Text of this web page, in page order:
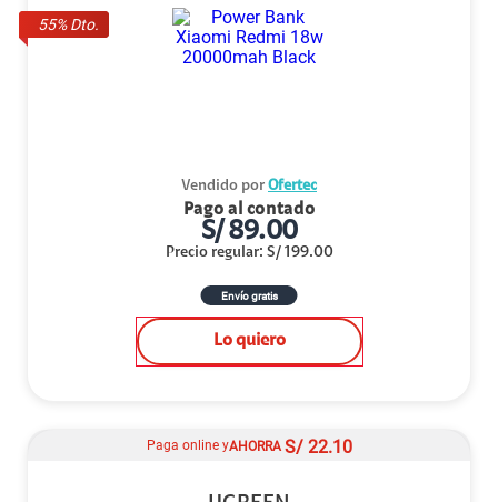
55% Dto.
Vendido por Ofertec
Pago al contado
S/89.00
Precio regular: S/ 199.00
Envío gratis
Lo quiero
Paga online yAHORRA S/ 22.10